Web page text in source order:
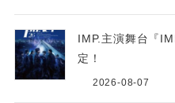
IMP.主演舞台『
定！
2026-08-07